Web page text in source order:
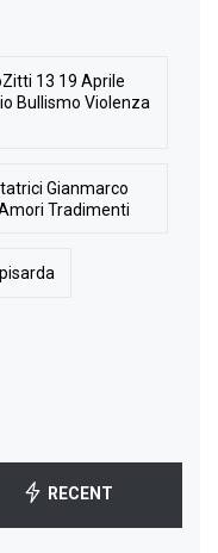
13 19 Aprile
Bullismo Violenza
Gianmarco
Tradimenti
RECENT